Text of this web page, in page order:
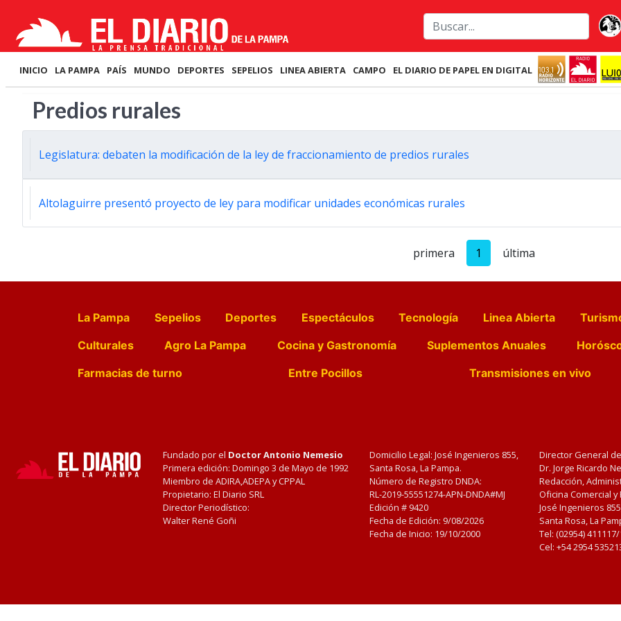
INICIO LA PAMPA PAÍS MUNDO DEPORTES SEPELIOS LINEA ABIERTA CAMPO EL DIARIO DE PAPEL EN DIGITAL
Predios rurales
Legislatura: debaten la modificación de la ley de fraccionamiento de predios rurales
Altolaguirre presentó proyecto de ley para modificar unidades económicas rurales
primera 1 última
La Pampa Sepelios Deportes Espectáculos Tecnología Linea Abierta
Culturales
Agro La Pampa Cocina y Gastronomía Suplementos Anuales
Farmacias de turno
Entre Pocillos Transmisiones en vivo
Fundado por el Doctor Antonio Nemesio
Primera edición: Domingo 3 de Mayo de 1992
Miembro de ADIRA,ADEPA y CPPAL
Propietario: El Diario SRL
Director Periodístico:
Walter René Goñi
Domicilio Legal: José Ingenieros 855,
Santa Rosa, La Pampa.
Número de Registro DNDA:
RL-2019-55551274-APN-DNDA#MJ
Edición # 9420
Fecha de Edición: 9/08/2026
Fecha de Inicio: 19/10/2000
Director General
Dr. Jorge Ricardo
Redacción,
Oficina Comercial
José Ingenieros
Santa Rosa, La
Tel: (02954)
Cel: +54 2954